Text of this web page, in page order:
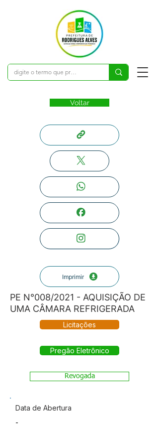
Voltar
Imprimir
PE N°008/2021 - AQUISIÇÃO DE
UMA CÂMARA REFRIGERADA
Licitações
Pregão Eletrônico
Revogada
Data de Abertura
-